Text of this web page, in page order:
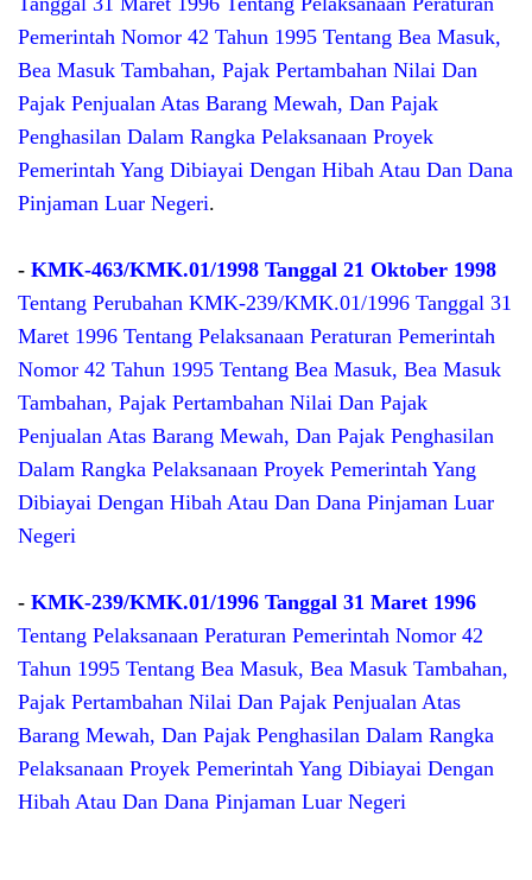
Pemerintah Nomor 42 Tahun 1995 Tentang Bea Masuk,
Bea Masuk Tambahan, Pajak Pertambahan Nilai Dan
Pajak Penjualan Atas Barang Mewah, Dan Pajak
Penghasilan Dalam Rangka Pelaksanaan Proyek
Pemerintah Yang Dibiayai Dengan Hibah Atau Dan Dana
Pinjaman Luar Negeri.
- KMK-463/KMK.01/1998 Tanggal 21 Oktober 1998
Tentang Perubahan KMK-239/KMK.01/1996 Tanggal 31
Maret 1996 Tentang Pelaksanaan Peraturan Pemerintah
Nomor 42 Tahun 1995 Tentang Bea Masuk, Bea Masuk
Tambahan, Pajak Pertambahan Nilai Dan Pajak
Penjualan Atas Barang Mewah, Dan Pajak Penghasilan
Dalam Rangka Pelaksanaan Proyek Pemerintah Yang
Dibiayai Dengan Hibah Atau Dan Dana Pinjaman Luar
Negeri
- KMK-239/KMK.01/1996 Tanggal 31 Maret 1996
Tentang Pelaksanaan Peraturan Pemerintah Nomor 42
Tahun 1995 Tentang Bea Masuk, Bea Masuk Tambahan,
Pajak Pertambahan Nilai Dan Pajak Penjualan Atas
Barang Mewah, Dan Pajak Penghasilan Dalam Rangka
Pelaksanaan Proyek Pemerintah Yang Dibiayai Dengan
Hibah Atau Dan Dana Pinjaman Luar Negeri